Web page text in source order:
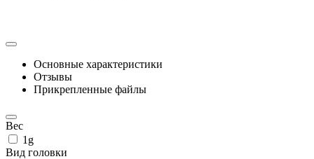
Основные характеристики
Отзывы
Прикрепленные файлы
Вес
1g
Вид головки